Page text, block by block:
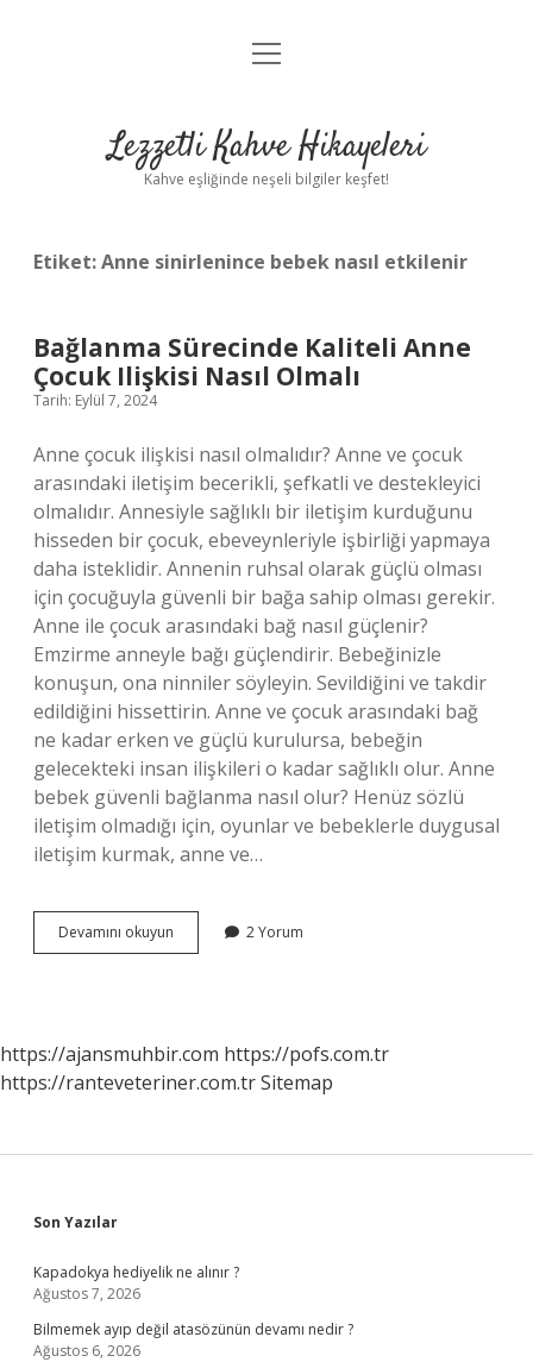
Anasayfa
Yasal Uyarı
menüyü
Lezzetli Kahve Hikayeleri
Kahve eşliğinde neşeli bilgiler keşfet!
Etiket:Anne sinirlenince bebek nasıl etkilenir
Bağlanma Sürecinde Kaliteli Anne
Çocuk Ilişkisi Nasıl Olmalı
Tarih: Eylül 7, 2024
Anne çocuk ilişkisi nasıl olmalıdır? Anne ve çocuk
arasındaki iletişim becerikli, şefkatli ve destekleyici
olmalıdır. Annesiyle sağlıklı bir iletişim kurduğunu
hisseden bir çocuk, ebeveynleriyle işbirliği yapmaya
daha isteklidir. Annenin ruhsal olarak güçlü olması
için çocuğuyla güvenli bir bağa sahip olması gerekir.
Anne ile çocuk arasındaki bağ nasıl güçlenir?
Emzirme anneyle bağı güçlendirir. Bebeğinizle
konuşun, ona ninniler söyleyin. Sevildiğini ve takdir
edildiğini hissettirin. Anne ve çocuk arasındaki bağ
ne kadar erken ve güçlü kurulursa, bebeğin
gelecekteki insan ilişkileri o kadar sağlıklı olur. Anne
bebek güvenli bağlanma nasıl olur? Henüz sözlü
iletişim olmadığı için, oyunlar ve bebeklerle duygusal
iletişim kurmak, anne ve…
Devamını okuyun Bağlanma
Sürecinde
Nasıl
Olmalı
2 Yorum
https://ajansmuhbir.com https://pofs.com.tr
https://ranteveteriner.com.trSitemap
Sidebar
Son Yazılar
Kapadokya hediyelik ne alınır ?
Ağustos 7, 2026
Bilmemek ayıp değil atasözünün devamı nedir ?
Ağustos 6, 2026